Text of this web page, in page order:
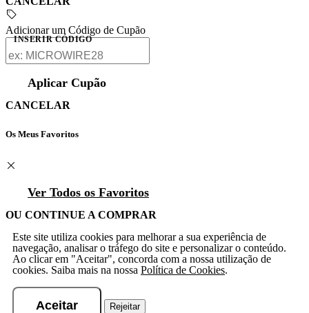
Adicionar um Código de Cupão
INSERIR CÓDIGO
Aplicar Cupão
CANCELAR
Os Meus Favoritos
Ver Todos os Favoritos
OU CONTINUE A COMPRAR
Este site utiliza cookies para melhorar a sua experiência de
navegação, analisar o tráfego do site e personalizar o conteúdo.
Ao clicar em "Aceitar", concorda com a nossa utilização de
cookies. Saiba mais na nossa Política de Cookies.
Aceitar Rejeitar